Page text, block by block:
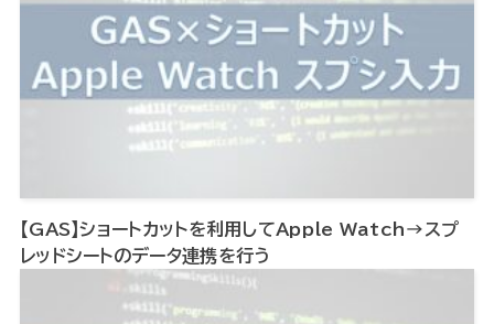
【GAS】ショートカットを利用してApple Watch→スプ
レッドシートのデータ連携を行う